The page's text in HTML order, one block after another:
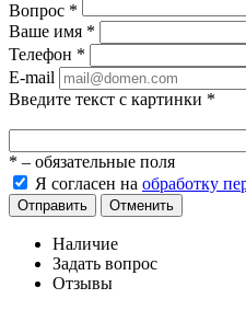
Вопрос *
Ваше имя *
Телефон *
E-mail
Введите текст с картинки *
* – обязательные поля
Я согласен на обработку
Отправить Отменить
Наличие
Задать вопрос
Отзывы